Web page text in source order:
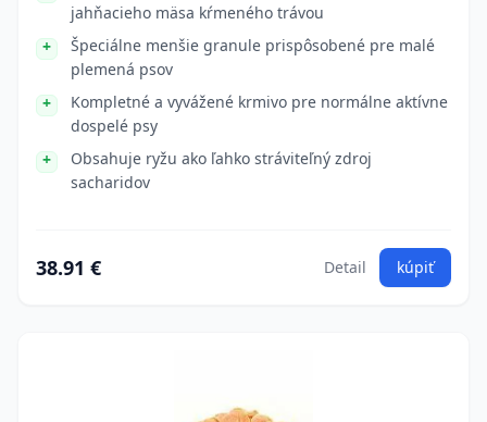
jahňacieho mäsa kŕmeného trávou
Špeciálne menšie granule prispôsobené pre malé
plemená psov
Kompletné a vyvážené krmivo pre normálne aktívne
dospelé psy
Obsahuje ryžu ako ľahko stráviteľný zdroj
sacharidov
38.91 € Detail kúpiť